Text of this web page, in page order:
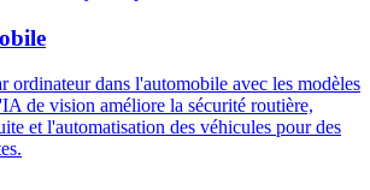
ordinateur dans l'automobile avec les modèles
de vision améliore la sécurité routière,
et l'automatisation des véhicules pour des